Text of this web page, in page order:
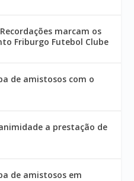
Recordações marcam os
Friburgo Futebol Clube
de amistosos com o
a prestação de
de amistosos em